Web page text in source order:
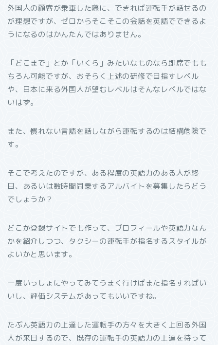
外国人の顧客が乗車した際に、できれば運転手が話せるの
が理想ですが、ゼロからそこそこの会話を英語でできるよ
うになるのはかんたんではありません。
「どこまで」とか「いくら」みたいなものなら即席でもも
ちろん可能ですが、おそらく上述の研修で目指すレベル
や、日本に来る外国人が望むレベルはそんなレベルではな
いはず。
また、慣れない言語を話しながら運転するのは結構危険で
す。
そこで考えたのですが、ある程度の英語力のある人が終
日、あるいは数時間同乗するアルバイトを募集したらどう
でしょうか？
どこか登録サイトでも作って、プロフィールや英語力なん
かを紹介しつつ、タクシーの運転手が指名するスタイルが
よいかと思います。
一度いっしょにやってみてうまく行けばまた指名すればい
いし、評価システムがあってもいいですね。
たぶん英語力の上達した運転手の方々を大きく上回る外国
人が来日するので、既存の運転手の英語力の上達を待って